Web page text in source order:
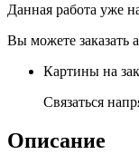
Данная работа уже
Вы можете заказать
Картины на
Связаться
Описание